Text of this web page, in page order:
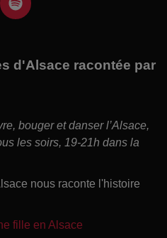
d'Alsace racontée par
bouger et danser l’Alsace,
les soirs, 19-21h dans la
nous raconte l'histoire
fille en Alsace